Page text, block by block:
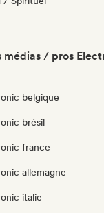
médias / pros
belgique
brésil
france
allemagne
italie